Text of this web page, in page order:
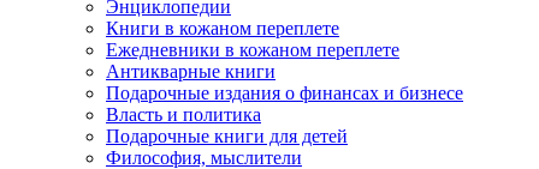
Энциклопедии
Книги в кожаном переплете
Ежедневники в кожаном переплете
Антикварные книги
Подарочные издания о финансах и бизнесе
Власть и политика
Подарочные книги для детей
Философия, мыслители